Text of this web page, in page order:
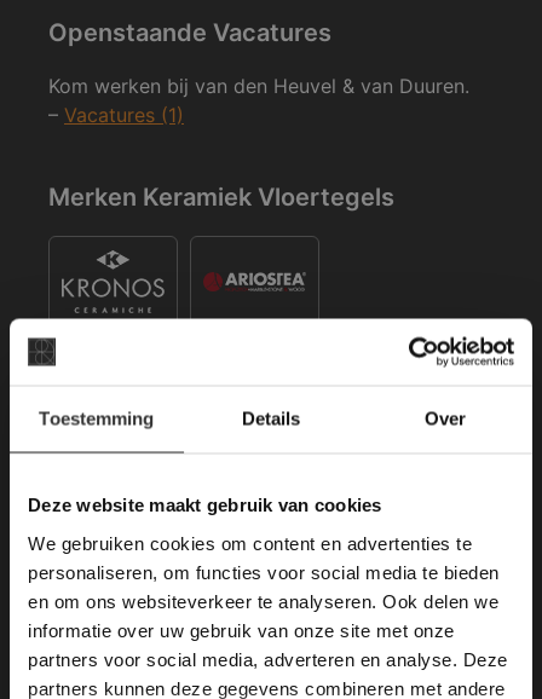
Toestemming Details Over
Deze website maakt gebruik van cookies
We gebruiken cookies om content en advertenties te
personaliseren, om functies voor social media te bieden
en om ons websiteverkeer te analyseren. Ook delen we
informatie over uw gebruik van onze site met onze
partners voor social media, adverteren en analyse. Deze
partners kunnen deze gegevens combineren met andere
Openstaande Vacatures
Kom werken bij van den Heuvel & van Duuren.
– Vacatures (1)
Merken Keramiek Vloertegels
Merken Keramiek Terrastegels
Merken Glasmozaïek
Deze website maakt
gebruik van cookies.
This Cookie Banner was deleted and is no
longer working. Please contact the website
administrator.
Deze website gebruikt cookies om de
gebruikerservaring te verbeteren. Door
gebruik te maken van onze website geeft u
toestemming voor alle cookies in
overeenstemming met ons cookiebeleid.Lees
verder